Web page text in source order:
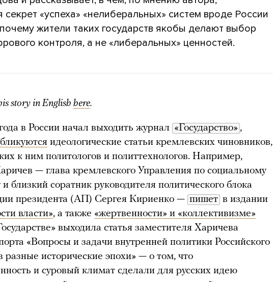
секрет «успеха» «нелиберальных» систем вроде России
жители таких государств якобы делают выбор
контроля, а не «либеральных» ценностей.
story in English here.
в России начал выходить журнал «Государство» ,
идеологические статьи кремлевских чиновников,
к ним политологов и политтехнологов. Например,
— глава кремлевского Управления по социальному
близкий соратник руководителя политического блока
президента (АП) Сергея Кириенко — пишет в издании
власти», а также «жертвенности» и «коллективизме»
выходила статья заместителя Харичева
«Вопросы и задачи внутренней политики Российского
разные исторические эпохи» — о том, что
и суровый климат сделали для русских идею